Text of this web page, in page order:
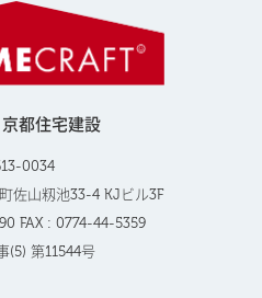
都住宅建設
0034
佐山籾池33-4 KJビル3F
FAX : 0774-44-5359
(5) 第11544号